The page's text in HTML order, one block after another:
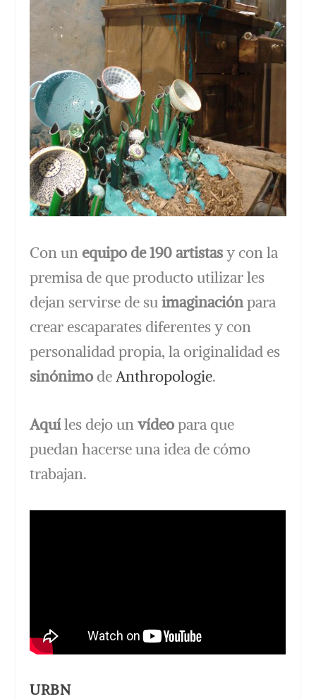
Con un equipo de 190 artistasy con la
premisa de que producto utilizar les
dejan servirse de suimaginaciónpara
crear escaparates diferentes y con
personalidad propia, la originalidad es
sinónimo deAnthropologie.
Aquíles dejo unvídeopara que
puedan hacerse una idea de cómo
trabajan.
URBN